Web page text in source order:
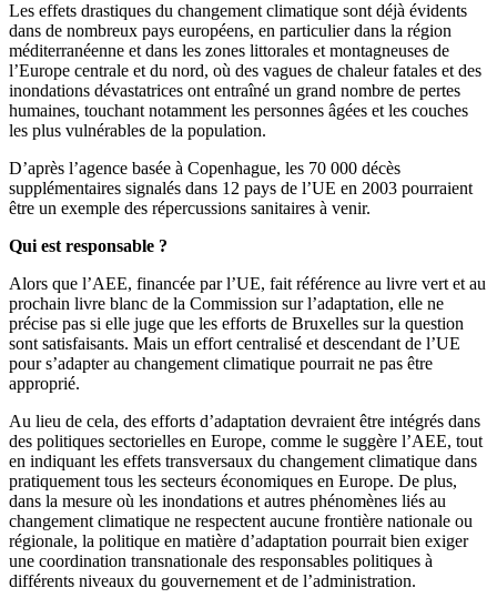
Les effets drastiques du changement climatique sont déjà évidents
dans de nombreux pays européens, en particulier dans la région
méditerranéenne et dans les zones littorales et montagneuses de
l’Europe centrale et du nord, où des vagues de chaleur fatales et des
inondations dévastatrices ont entraîné un grand nombre de pertes
humaines, touchant notamment les personnes âgées et les couches
les plus vulnérables de la population.
D’après l’agence basée à Copenhague, les 70 000 décès
supplémentaires signalés dans 12 pays de l’UE en 2003 pourraient
être un exemple des répercussions sanitaires à venir.
Qui est responsable ?
Alors que l’AEE, financée par l’UE, fait référence au livre vert et au
prochain livre blanc de la Commission sur l’adaptation, elle ne
précise pas si elle juge que les efforts de Bruxelles sur la question
sont satisfaisants. Mais un effort centralisé et descendant de l’UE
pour s’adapter au changement climatique pourrait ne pas être
approprié.
Au lieu de cela, des efforts d’adaptation devraient être intégrés dans
des politiques sectorielles en Europe, comme le suggère l’AEE, tout
en indiquant les effets transversaux du changement climatique dans
pratiquement tous les secteurs économiques en Europe. De plus,
dans la mesure où les inondations et autres phénomènes liés au
changement climatique ne respectent aucune frontière nationale ou
régionale, la politique en matière d’adaptation pourrait bien exiger
une coordination transnationale des responsables politiques à
différents niveaux du gouvernement et de l’administration.